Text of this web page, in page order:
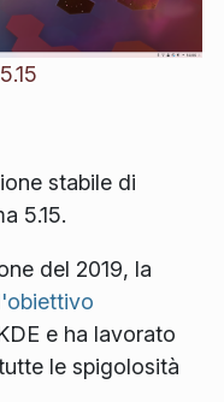
stabile di
5.15.
del 2019, la
e ha lavorato
le spigolosità